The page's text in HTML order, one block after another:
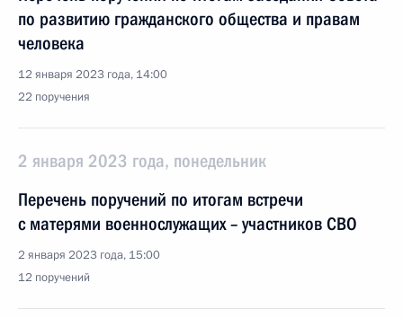
по развитию гражданского общества и правам
человека
12 января 2023 года, 14:00
22 поручения
2 января 2023 года, понедельник
Перечень поручений по итогам встречи
с матерями военнослужащих – участников СВО
2 января 2023 года, 15:00
12 поручений